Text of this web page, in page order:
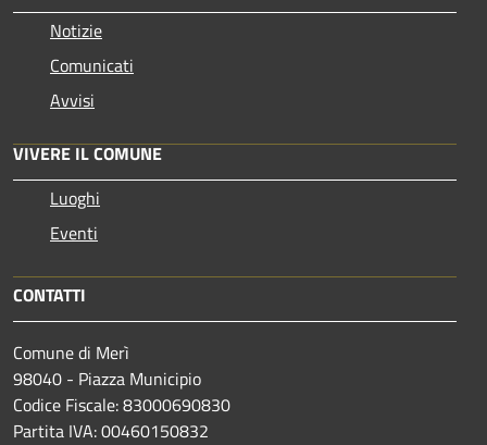
Notizie
Comunicati
Avvisi
VIVERE IL COMUNE
Luoghi
Eventi
CONTATTI
Comune di Merì
98040 - Piazza Municipio
Codice Fiscale: 83000690830
Partita IVA: 00460150832